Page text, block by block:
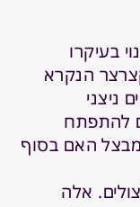
בעיקרו
הנקרא
ניצני
להתפתח
האם בסוף
אלה